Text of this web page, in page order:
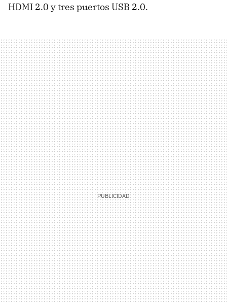
HDMI 2.0 y tres puertos USB 2.0.